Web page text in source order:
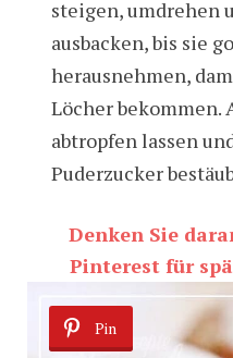
steigen, umdrehen
ausbacken, bis sie
herausnehmen,
Löcher bekommen.
abtropfen lassen
Puderzucker
Denken Sie
Pinterest für
Pin